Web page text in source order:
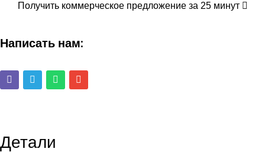
Получить коммерческое предложение за 25 минут
Написать нам:
Детали